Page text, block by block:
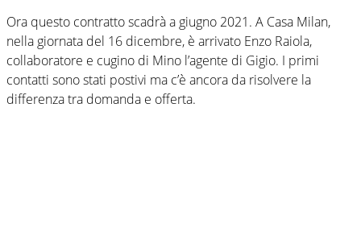
Ora questo contratto scadrà a giugno 2021. A Casa Milan,
nella giornata del 16 dicembre, è arrivato Enzo Raiola,
collaboratore e cugino di Mino l’agente di Gigio. I primi
contatti sono stati postivi ma c’è ancora da risolvere la
differenza tra domanda e offerta.